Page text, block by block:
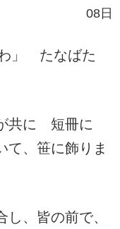
08日
わ」 たなばた
共に 短冊に
て、笹に飾りま
、皆の前で、